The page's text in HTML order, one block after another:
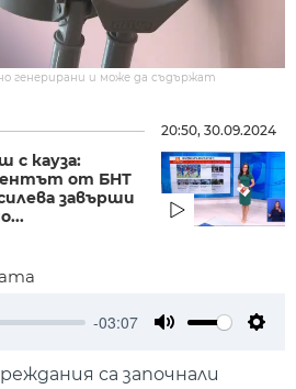
и може да съдържат
с кауза:
от БНТ
завърши
20:50, 30.09.2024
-03:07
са започнали